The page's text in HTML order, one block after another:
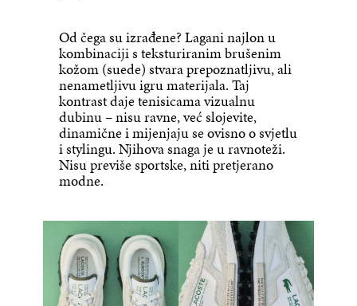
Od čega su izrađene? Lagani najlon u
kombinaciji s teksturiranim brušenim
kožom (suede) stvara prepoznatljivu, ali
nenametljivu igru materijala. Taj
kontrast daje tenisicama vizualnu
dubinu – nisu ravne, već slojevite,
dinamične i mijenjaju se ovisno o svjetlu
i stylingu. Njihova snaga je u ravnoteži.
Nisu previše sportske, niti pretjerano
modne.